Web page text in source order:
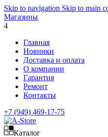
Skip to navigation Skip to main
Магазины
4
Главная
Новинки
Доставка и оплата
О компании
Гарантия
Ремонт
Контакты
+7 (949) 469-17-75
Каталог